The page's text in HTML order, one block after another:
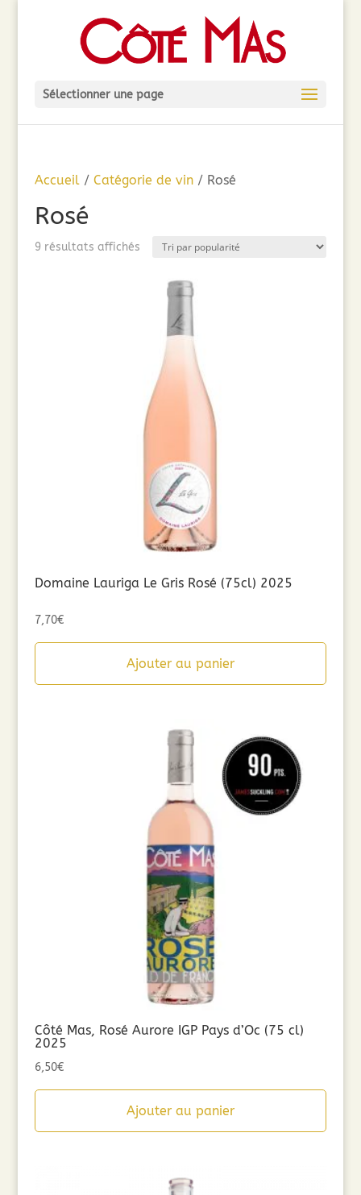
Sélectionner une page
Accueil/ Catégorie de vin/ Rosé
Rosé
9 résultats affichésTrié
popularité
Domaine Lauriga Le Gris Rosé (75cl) 2025
7,70€
Ajouter au panier
Côté Mas, Rosé Aurore IGP Pays d’Oc (75 cl)
2025
6,50€
Ajouter au panier